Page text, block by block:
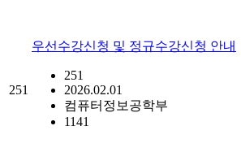
251
우선수강신청 및 정규수강신청 안내
251
2026.02.01
컴퓨터정보공학부
1141